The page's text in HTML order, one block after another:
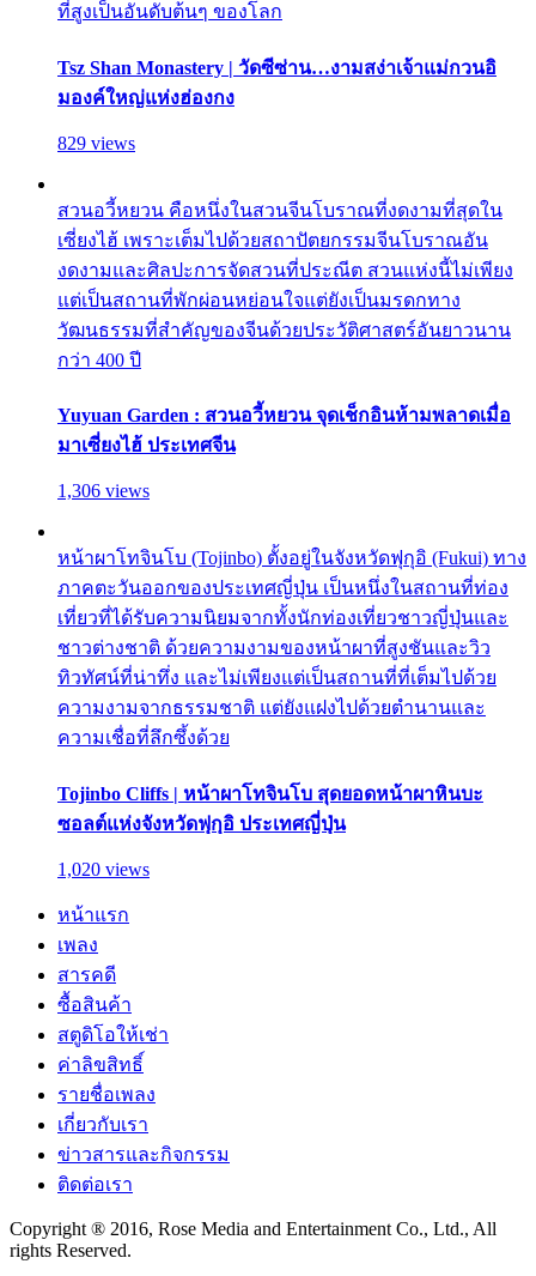
ที่สูงเป็นอันดับต้นๆ ของโลก
Tsz Shan Monastery | วัดซีซ่าน…งามสง่าเจ้าแม่กวนอิ
มองค์ใหญ่แห่งฮ่องกง
829 views
สวนอวี้หยวน คือหนึ่งในสวนจีนโบราณที่งดงามที่สุดใน
เซี่ยงไฮ้ เพราะเต็มไปด้วยสถาปัตยกรรมจีนโบราณอัน
งดงามและศิลปะการจัดสวนที่ประณีต สวนแห่งนี้ไม่เพียง
แต่เป็นสถานที่พักผ่อนหย่อนใจแต่ยังเป็นมรดกทาง
วัฒนธรรมที่สำคัญของจีนด้วยประวัติศาสตร์อันยาวนาน
กว่า 400 ปี
Yuyuan Garden : สวนอวี้หยวน จุดเช็กอินห้ามพลาดเมื่อ
มาเซี่ยงไฮ้ ประเทศจีน
1,306 views
หน้าผาโทจินโบ (Tojinbo) ตั้งอยู่ในจังหวัดฟุกุอิ (Fukui) ทาง
ภาคตะวันออกของประเทศญี่ปุ่น เป็นหนึ่งในสถานที่ท่อง
เที่ยวที่ได้รับความนิยมจากทั้งนักท่องเที่ยวชาวญี่ปุ่นและ
ชาวต่างชาติ ด้วยความงามของหน้าผาที่สูงชันและวิว
ทิวทัศน์ที่น่าทึ่ง และไม่เพียงแต่เป็นสถานที่ที่เต็มไปด้วย
ความงามจากธรรมชาติ แต่ยังแฝงไปด้วยตำนานและ
ความเชื่อที่ลึกซึ้งด้วย
Tojinbo Cliffs | หน้าผาโทจินโบ สุดยอดหน้าผาหินบะ
ซอลต์แห่งจังหวัดฟุกุอิ ประเทศญี่ปุ่น
1,020 views
หน้าแรก
เพลง
สารคดี
ซื้อสินค้า
สตูดิโอให้เช่า
ค่าลิขสิทธิ์
รายชื่อเพลง
เกี่ยวกับเรา
ข่าวสารและกิจกรรม
ติดต่อเรา
Copyright ® 2016, Rose Media and Entertainment Co., Ltd., All
rights Reserved.